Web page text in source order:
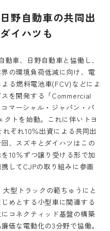
野自動車の共同出
イハツも
動車、日野自動車と協働し、
の環境負荷低減に向け、電
る燃料電池車(FCV)などによ
を開発する「Commercial
マーシャル・ジャパン・パ
トを始動。これに伴いトヨ
ぞれ10％出資による共同出
、スズキとダイハツはこの
10％ずつ譲り受ける形で加
してCJPの取り組みに参画
型トラックの範ちゅうにと
めとする小型車に関連する
コネクティッド基盤の構築
価な電動化の3分野で協働。